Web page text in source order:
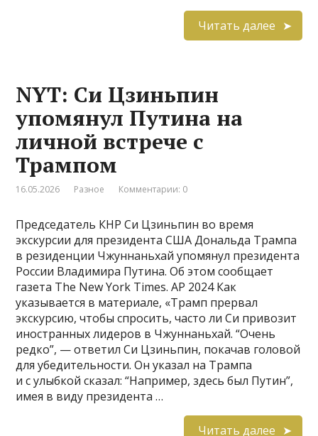
Читать далее
NYT: Си Цзиньпин
упомянул Путина на
личной встрече с
Трампом
16.05.2026 Разное Комментарии: 0
Председатель КНР Си Цзиньпин во время
экскурсии для президента США Дональда Трампа
в резиденции Чжуннаньхай упомянул президента
России Владимира Путина. Об этом сообщает
газета The New York Times. AP 2024 Как
указывается в материале, «Трамп прервал
экскурсию, чтобы спросить, часто ли Си привозит
иностранных лидеров в Чжуннаньхай. “Очень
редко”, — ответил Си Цзиньпин, покачав головой
для убедительности. Он указал на Трампа
и с улыбкой сказал: “Например, здесь был Путин”,
имея в виду президента …
Читать далее